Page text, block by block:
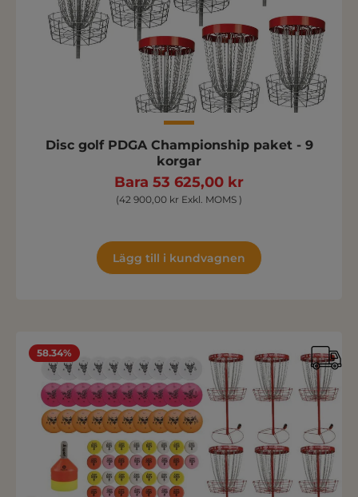
Disc golf PDGA Championship paket - 9
korgar
Bara 53 625,00 kr
(42 900,00 kr Exkl. MOMS )
Lägg till i kundvagnen
58.34%